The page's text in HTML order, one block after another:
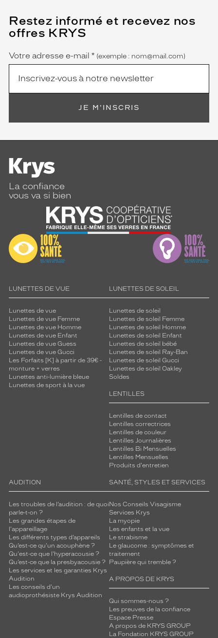
Restez informé et recevez nos
offres KRYS
Name
Votre adresse e-mail *
(Ce
champ
est
obligatoire)
(exemple : nom@mail.com)
JE M'INSCRIS
La confiance
vous va si bien
LUNETTES DE VUE
Lunettes de vue
Lunettes de vue Femme
Lunettes de vue Homme
Lunettes de vue Enfant
Lunettes de vue Guess
Lunettes de vue Gucci
Les Forfaits [K] à partir de 39€ -
monture + verres
Lunettes anti-lumière bleue
Lunettes de sport à la vue
LUNETTES DE SOLEIL
Lunettes de soleil
Lunettes de soleil Femme
Lunettes de soleil Homme
Lunettes de soleil Enfant
Lunettes de soleil bébé
Lunettes de soleil Ray-Ban
Lunettes de soleil Gucci
Lunettes de soleil Oakley
Soldes
LENTILLES
Lentilles de contact
Lentilles correctrices
Lentilles de couleur
Lentilles Journalières
Lentilles Bi Mensuelles
Lentilles Mensuelles
Produits d'entretien
AUDITION
Les troubles de l’audition : de quoi
parle-t-on ?
Les grandes étapes de
l'appareillage
Les différents types d’appareils
Qu’est-ce qu'un acouphène ?
Qu'est-ce que l'hyperacousie ?
Qu’est-ce que la presbyacousie ?
Les services et les garanties Krys
Audition
Les conseils d'un
audioprothésiste Krys Audition
SANTÉ, STYLES ET SERVICES
Nos Conseils Visagisme
Services Krys
La myopie
Les enfants et la vue
Le strabisme
Le glaucome : symptômes et
traitement
Paupière qui tremble ?
A PROPOS DE KRYS
Qui sommes-nous ?
Les preuves de la confiance
Espace Presse
A propos de KRYS GROUP
La Fondation KRYS GROUP